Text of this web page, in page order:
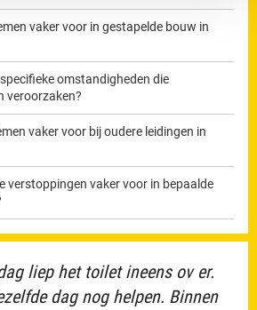
vaker voor in gestapelde bouw in
omstandigheden die
veroorzaken?
vaker voor bij oudere leidingen in
verstoppingen vaker voor in bepaalde
liep het toilet ineens ov er.
dag nog helpen. Binnen